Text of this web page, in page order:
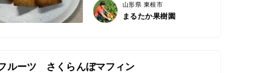
山形県 東根市
まるたか果樹園
ルーツ さくらんぼマフィン